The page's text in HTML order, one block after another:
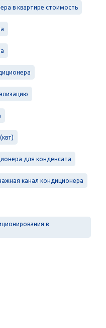
в квартире стоимость
для конденсата
канал кондиционера
в